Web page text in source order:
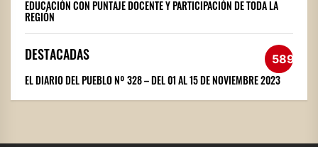
EDUCACIÓN CON PUNTAJE DOCENTE Y PARTICIPACIÓN DE TODA LA
REGIÓN
DESTACADAS 589
EL DIARIO DEL PUEBLO Nº 328 – DEL 01 AL 15 DE NOVIEMBRE 2023